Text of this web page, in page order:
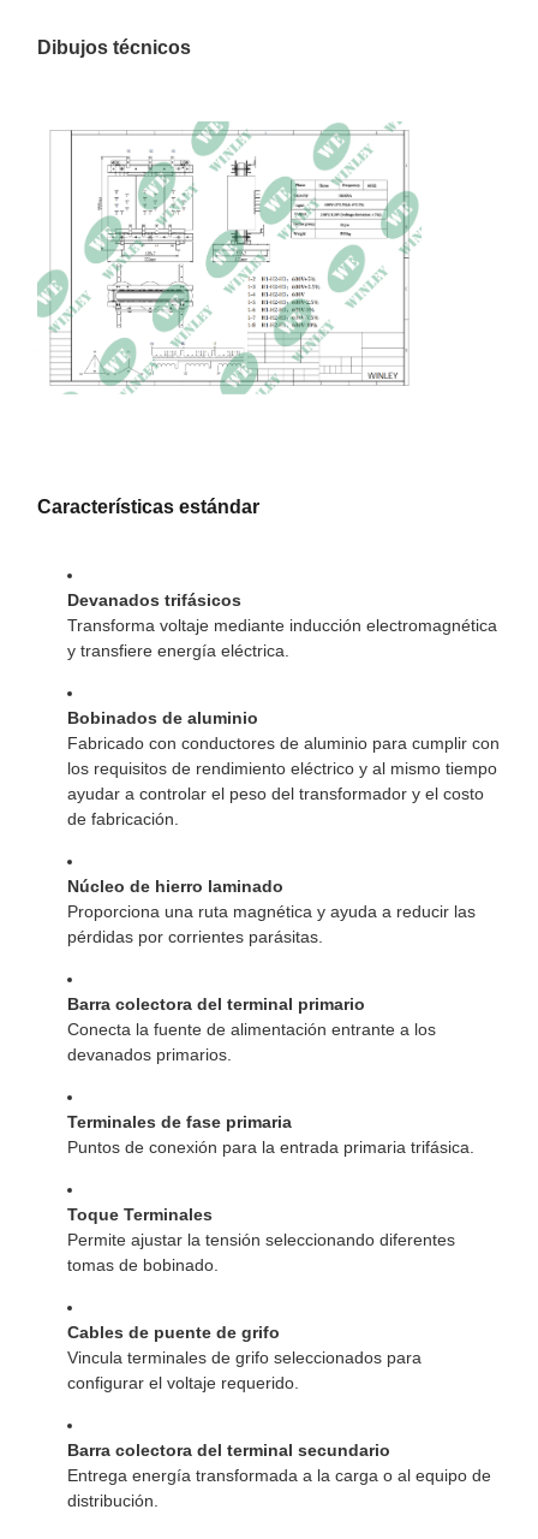
Pérdida de carga 3757,1 W
Impedancia 5,93%
Dimensiones
1100 ancho × 830
profundidad × 1400 alto
mm
Peso 590 kilogramos
Dibujos técnicos
Características estándar
Devanados trifásicos
Transforma voltaje mediante inducción electromagnética
y transfiere energía eléctrica.
Bobinados de aluminio
Fabricado con conductores de aluminio para cumplir con
los requisitos de rendimiento eléctrico y al mismo tiempo
ayudar a controlar el peso del transformador y el costo
de fabricación.
Núcleo de hierro laminado
Proporciona una ruta magnética y ayuda a reducir las
pérdidas por corrientes parásitas.
Barra colectora del terminal primario
Conecta la fuente de alimentación entrante a los
devanados primarios.
Terminales de fase primaria
Puntos de conexión para la entrada primaria trifásica.
Toque Terminales
Permite ajustar la tensión seleccionando diferentes
tomas de bobinado.
Cables de puente de grifo
Vincula terminales de grifo seleccionados para
configurar el voltaje requerido.
Barra colectora del terminal secundario
Entrega energía transformada a la carga o al equipo de
distribución.